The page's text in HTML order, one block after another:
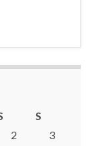
S
2
3